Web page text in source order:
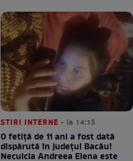
STIRI INTERNE • la 14:15
O fetiță de 11 ani a fost dată
dispărută în județul Bacău!
Neculcia Andreea Elena este